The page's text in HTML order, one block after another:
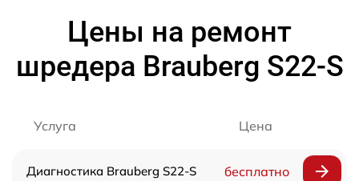
Цены на ремонт
шредера Brauberg S22-S
Услуга Цена
Диагностика Brauberg S22-S бесплатно